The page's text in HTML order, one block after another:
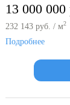
13 000 000
232 143 руб. / м2
Подробнее